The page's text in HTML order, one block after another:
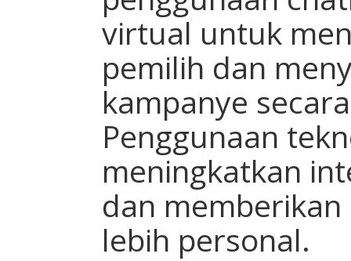
virtual untuk
pemilih dan
kampanye
Penggunaan
meningkatkan
dan
lebih personal.